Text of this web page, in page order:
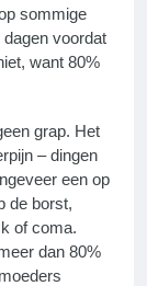
sommige
voordat
want 80%
grap. Het
– dingen
een op
de borst,
of coma.
dan 80%